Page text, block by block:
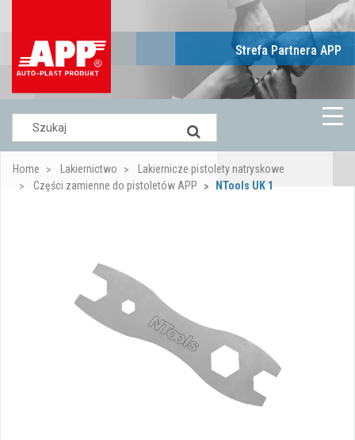
Strefa Partnera APP
Home Lakiernictwo
Lakiernicze pistolety natryskowe
Części zamienne do pistoletów APP
NTools UK 1